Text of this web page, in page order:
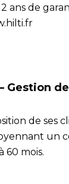
ans de
Gestion
de ses
un
60 mois.